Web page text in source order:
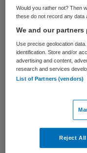
krijgt de
invulling”, aldus
directeur
NZa.
De analyses
zorgaanbieders
bepalen waar
zorgvraag- en
Would you rather not? Then
these do not record any data
We and our
Use precise geolocation
identification. Store and/or
advertising and content,
research and services
List of Partners (vendors)
Reject All